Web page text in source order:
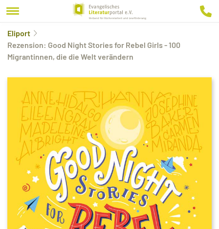
Eliport
Rezension: Good Night Stories for Rebel Girls - 100
Migrantinnen, die die Welt verändern